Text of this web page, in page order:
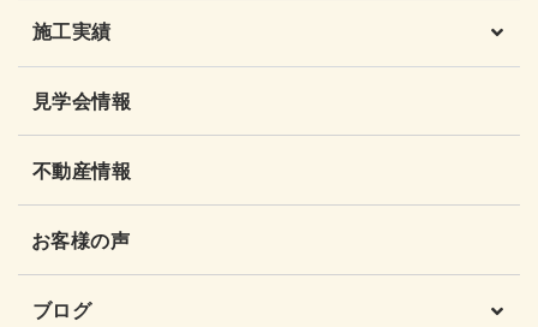
施工実績
見学会情報
不動産情報
お客様の声
ブログ